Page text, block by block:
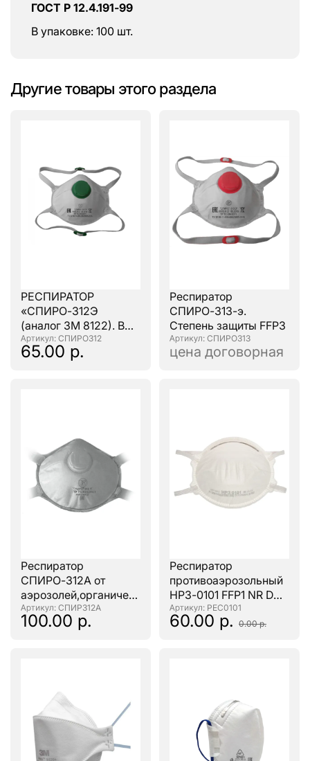
ГОСТ Р 12.4.191-99
В упаковке: 100 шт.
Другие товары этого раздела
РЕСПИРАТОР
«СПИРО-312Э
(аналог ЗМ 8122). В
наличии!: СПИРО312
65.00 р.
Респиратор
СПИРО-313-э.
Степень защиты FFP3
: СПИРО313
цена договорная
Респиратор
СПИРО-312А от
аэрозолей,органических
веществ и сварочных
дымов
: СПИР312А
100.00 р.
Респиратор
противоаэрозольный
НРЗ-0101 FFP1 NR D
(аналог 3М 8101)
: РЕС0101
60.00 р. 0.00 р.